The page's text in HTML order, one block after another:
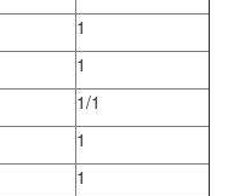
1
1
1/1
1
1